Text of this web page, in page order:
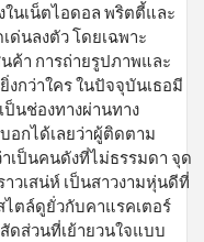
ในเน็ตไอดอล พริตตี้และ
ด่นลงตัว โดยเฉพาะ
ค้า การถ่ายรูปภาพและ
งกว่าใคร ในปัจจุบันเธอมี
นช่องทางผ่านทาง
อกได้เลยว่าผู้ติดตาม
าเป็นคนดังที่ไม่ธรรมดา จุด
วเสน่ห์ เป็นสาวงามหุ่นดีที่
ไตล์ดูยั่วกับคาแรคเตอร์
ดส่วนที่เย้ายวนใจแบบ